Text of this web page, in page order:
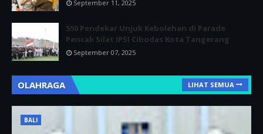
September 11, 2025
550 Pendekar Unjuk Kebolehan di Parade
Pencak Silat IPSI Cibodas Kota Tangerang
September 07, 2025
OLAHRAGA LIHAT SEMUA
BALI